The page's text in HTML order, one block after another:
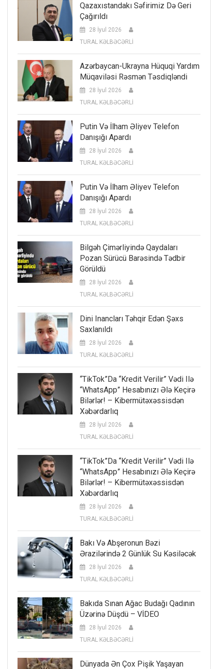
Qazaxıstandakı Səfirimiz Də Geri
Çağırıldı
28 İyul 2026
TURAL KƏLBƏCƏRLİ
Azərbaycan-Ukrayna Hüquqi Yardım
Müqaviləsi Rəsmən Təsdiqləndi
28 İyul 2026
TURAL KƏLBƏCƏRLİ
Putin Və İlham Əliyev Telefon
Danışığı Apardı
28 İyul 2026
TURAL KƏLBƏCƏRLİ
Putin Və İlham Əliyev Telefon
Danışığı Apardı
28 İyul 2026
TURAL KƏLBƏCƏRLİ
Bilgəh Çimərliyində Qaydaları
Pozan Sürücü Barəsində Tədbir
Görüldü
28 İyul 2026
TURAL KƏLBƏCƏRLİ
Dini Inancları Təhqir Edən Şəxs
Saxlanıldı
28 İyul 2026
TURAL KƏLBƏCƏRLİ
“TikTok”da “kredit Verilir” Vədi Ilə
“WhatsApp” Hesabınızı Ələ Keçirə
Bilərlər! – Kibermütəxəssisdən
Xəbərdarlıq
28 İyul 2026
TURAL KƏLBƏCƏRLİ
“TikTok”da “kredit Verilir” Vədi Ilə
“WhatsApp” Hesabınızı Ələ Keçirə
Bilərlər! – Kibermütəxəssisdən
Xəbərdarlıq
28 İyul 2026
TURAL KƏLBƏCƏRLİ
Bakı Və Abşeronun Bəzi
Ərazilərində 2 Günlük Su Kəsiləcək
28 İyul 2026
TURAL KƏLBƏCƏRLİ
Bakıda Sınan Ağac Budağı Qadının
Üzərinə Düşdü – VİDEO
28 İyul 2026
TURAL KƏLBƏCƏRLİ
Dünyada Ən Çox Pişik Yaşayan